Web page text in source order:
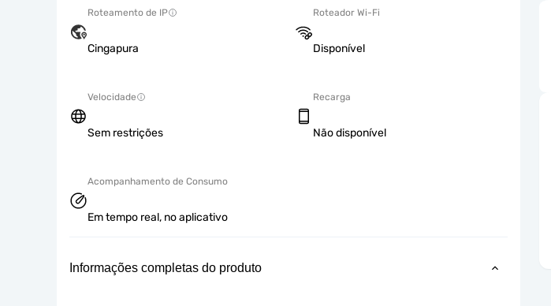
Roteamento de IP
Cingapura
Roteador Wi-Fi
Disponível
Velocidade
Sem restrições
Recarga
Não disponível
Acompanhamento de Consumo
Em tempo real, no aplicativo
Informações completas do produto